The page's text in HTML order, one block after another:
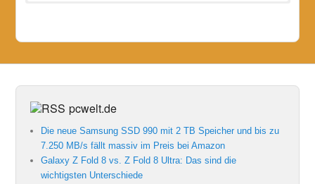
pcwelt.de
Die neue Samsung SSD 990 mit 2 TB Speicher und bis zu
7.250 MB/s fällt massiv im Preis bei Amazon
Galaxy Z Fold 8 vs. Z Fold 8 Ultra: Das sind die
wichtigsten Unterschiede